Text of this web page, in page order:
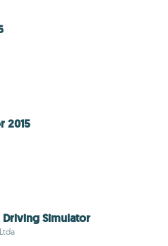
2015
Simulator